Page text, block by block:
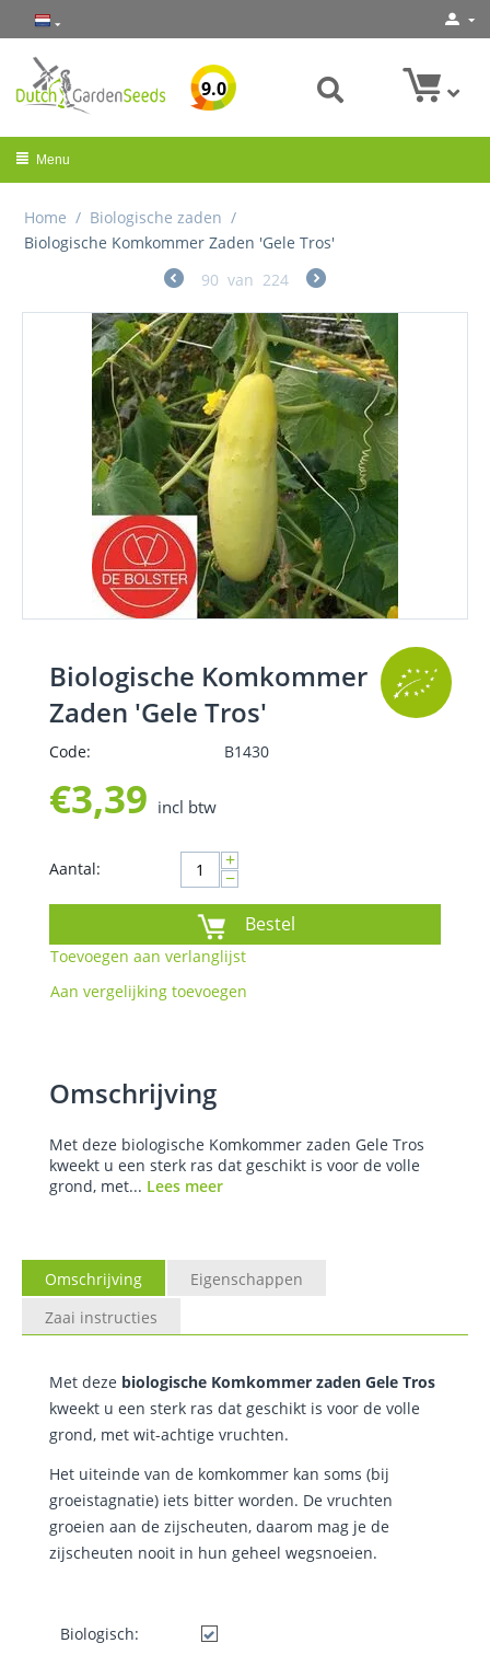
9.0
Menu
Home / Biologische zaden /
Biologische Komkommer Zaden 'Gele Tros'
90 van 224
Biologische Komkommer
Zaden 'Gele Tros'
Code: B1430
€3,39 incl btw
Aantal: +
−
Bestel
Toevoegen aan verlanglijst
Aan vergelijking toevoegen
Omschrijving
Met deze biologische Komkommer zaden Gele Tros
kweekt u een sterk ras dat geschikt is voor de volle
grond, met... Lees meer
Omschrijving
Eigenschappen
Zaai instructies
Met deze biologische Komkommer zaden Gele Tros
kweekt u een sterk ras dat geschikt is voor de volle
grond, met wit-achtige vruchten.
Het uiteinde van de komkommer kan soms (bij
groeistagnatie) iets bitter worden. De vruchten
groeien aan de zijscheuten, daarom mag je de
zijscheuten nooit in hun geheel wegsnoeien.
Biologisch: